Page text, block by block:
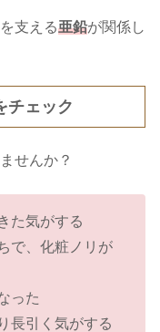
支える亜鉛が関係し
チェック
せんか？
た気がする
で、化粧ノリが
った
長引く気がする